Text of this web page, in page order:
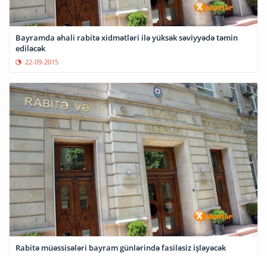
Bayramda əhali rabitə xidmətləri ilə yüksək səviyyədə təmin
ediləcək
22-09-2015
Rabitə müəssisələri bayram günlərində fasiləsiz işləyəcək